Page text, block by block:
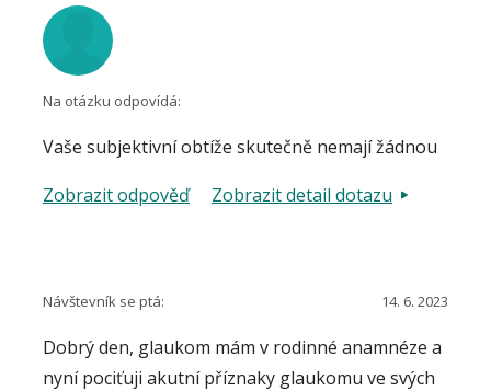
Na otázku odpovídá:
Vaše subjektivní obtíže skutečně nemají žádnou
Předpokládám, že potíže nejsou typické ani pro
blokáda krční páteře, apod. Řešení je v
Zobrazit odpověď Zobrazit detail dotazu
Návštevník se ptá: 14. 6. 2023
Dobrý den, glaukom mám v rodinné anamnéze a
nyní pociťuji akutní příznaky glaukomu ve svých